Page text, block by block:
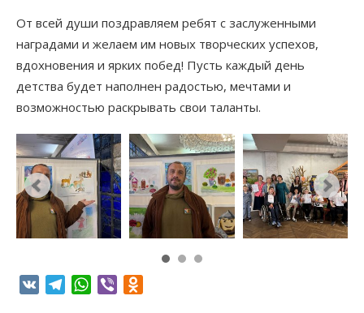
От всей души поздравляем ребят с заслуженными
наградами и желаем им новых творческих успехов,
вдохновения и ярких побед! Пусть каждый день
детства будет наполнен радостью, мечтами и
возможностью раскрывать свои таланты.
VK TelegramWhatsApp
Viber